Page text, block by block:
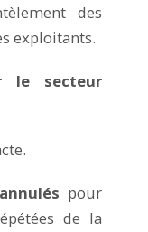
des
exploitants.
le secteur
pour
de la